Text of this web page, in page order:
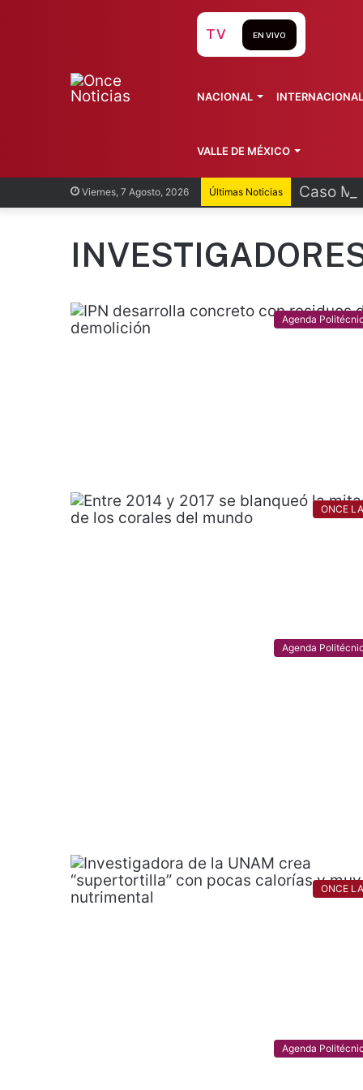
Viernes, 7 Agosto, 2026 Últimas Noticias Caso
TV EN VIVO
NACIONAL INTERNACIONAL
VALLE DE MÉXICO
Agenda
ONCE
Agenda
ONCE
Agenda